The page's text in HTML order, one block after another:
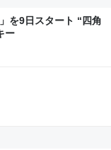
を9日スタート “四角
ー